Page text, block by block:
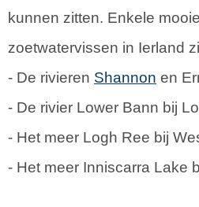
kunnen zitten. Enkele
zoetwatervissen in Ierland
- De rivieren Shannon en
- De rivier Lower Bann bij
- Het meer Logh Ree bij
- Het meer Inniscarra Lake